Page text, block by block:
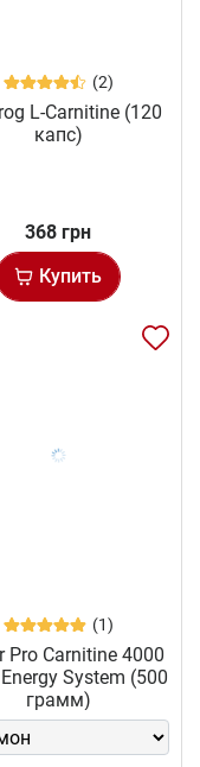
(2)
L-Carnitine (120
капс)
368 грн
Купить
(1)
Pro Carnitine 4000
System (500
грамм)